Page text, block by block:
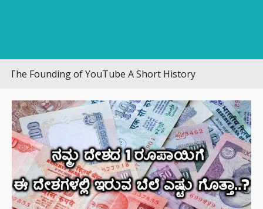
Founding of YouTube A Short History